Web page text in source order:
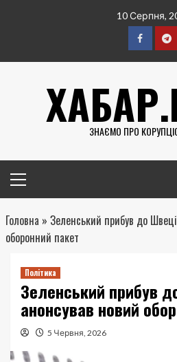
10 Серпня,
ЗНАЄМО ПРО
меню
Головна » Зеленський прибув до
оборонний пакет
Політика
Зеленський прибув
анонсував новий
5 Червня, 2026